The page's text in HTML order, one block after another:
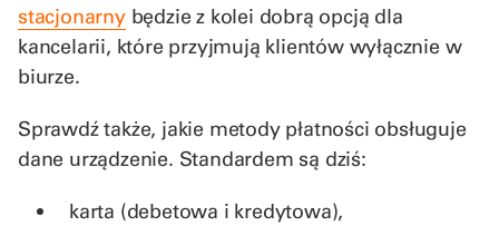
stacjonarnybędzie z kolei dobrą opcją dla
kancelarii, które przyjmują klientów wyłącznie w
biurze.
Sprawdź także, jakie metody płatności obsługuje
dane urządzenie. Standardem są dziś:
karta (debetowa i kredytowa),